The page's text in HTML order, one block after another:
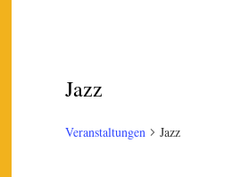
Jazz
Veranstaltungen Jazz